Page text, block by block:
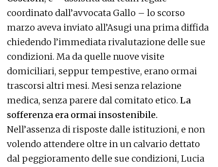
coordinato dall’avvocata Gallo – lo scorso
marzo aveva inviato all’Asugi una prima diffida
chiedendo l’immediata rivalutazione delle sue
condizioni. Ma da quelle nuove visite
domiciliari, seppur tempestive, erano ormai
trascorsi altri mesi. Mesi senza relazione
medica, senza parere dal comitato etico. La
sofferenza era ormai insostenibile.
Nell’assenza di risposte dalle istituzioni, e non
volendo attendere oltre in un calvario dettato
dal peggioramento delle sue condizioni, Lucia